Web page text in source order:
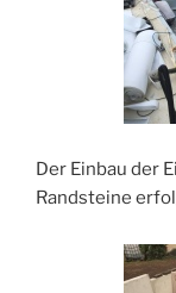
Der Einbau der
Randsteine